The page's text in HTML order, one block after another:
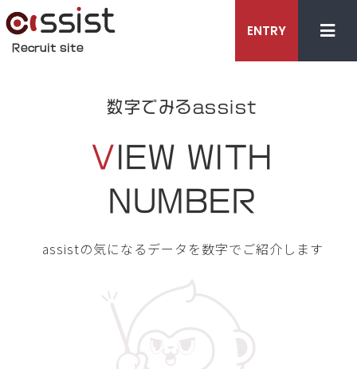
Recruit site
ENTRY
数字でみるassist
V IEW WITH
NUMBER
assistの気になるデータを数字でご紹介します